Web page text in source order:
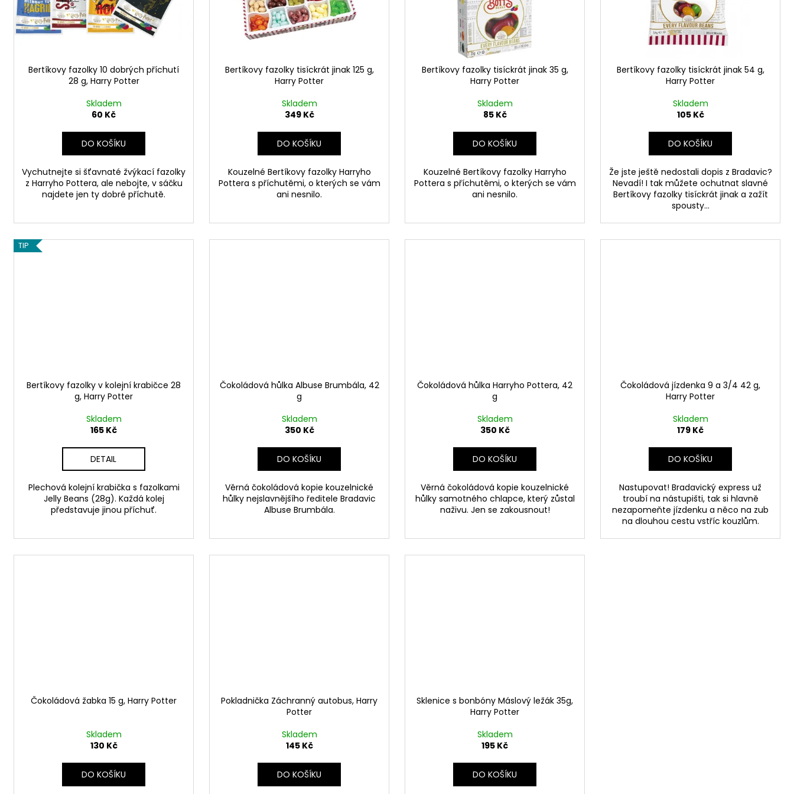
d
u
k
r
o
Bertíkovy fazolky 10 dobrých příchutí
28 g, Harry Potter
Skladem
60 Kč
DO KOŠÍKU
Vychutnejte si šťavnaté žvýkací fazolky
z Harryho Pottera, ale nebojte, v sáčku
najdete jen ty dobré příchutě.
Bertíkovy fazolky tisíckrát jinak 125 g,
Harry Potter
Skladem
349 Kč
DO KOŠÍKU
Kouzelné Bertíkovy fazolky Harryho
Pottera s příchutěmi, o kterých se vám
ani nesnilo.
Bertíkovy fazolky tisíckrát jinak 35 g,
Harry Potter
Skladem
85 Kč
DO KOŠÍKU
Kouzelné Bertíkovy fazolky Harryho
Pottera s příchutěmi, o kterých se vám
ani nesnilo.
Bertíkovy fazolky tisíckrát jinak 54 g,
Harry Potter
Skladem
105 Kč
DO KOŠÍKU
Že jste ještě nedostali dopis z Bradavic?
Nevadí! I tak můžete ochutnat slavné
Bertíkovy fazolky tisíckrát jinak a zažít
spousty...
TIP
Bertíkovy fazolky v kolejní krabičce 28
g, Harry Potter
Skladem
165 Kč
DETAIL
Plechová kolejní krabička s fazolkami
Jelly Beans (28g). Každá kolej
představuje jinou příchuť.
Čokoládová hůlka Albuse Brumbála, 42
g
Skladem
350 Kč
DO KOŠÍKU
Věrná čokoládová kopie kouzelnické
hůlky nejslavnějšího ředitele Bradavic
Albuse Brumbála.
Čokoládová hůlka Harryho Pottera, 42
g
Skladem
350 Kč
DO KOŠÍKU
Věrná čokoládová kopie kouzelnické
hůlky samotného chlapce, který zůstal
naživu. Jen se zakousnout!
Čokoládová jízdenka 9 a 3/4 42 g,
Harry Potter
Skladem
179 Kč
DO KOŠÍKU
Nastupovat! Bradavický express už
troubí na nástupišti, tak si hlavně
nezapomeňte jízdenku a něco na zub
na dlouhou cestu vstříc kouzlům.
Čokoládová žabka 15 g, Harry Potter
Skladem
130 Kč
DO KOŠÍKU
Pokladnička Záchranný autobus, Harry
Potter
Skladem
145 Kč
DO KOŠÍKU
Sklenice s bonbóny Máslový ležák 35g,
Harry Potter
Skladem
195 Kč
DO KOŠÍKU
BERTÍKOVY FAZOLKY TISÍCKRÁT JINAK
35 G, HARRY POTTER
85 Kč
ČOKOLÁDOVÁ ŽABKA 15 G, HARRY
POTTER
130 Kč
TAJEMNÝ BALÍČEK Z PŘÍČNÉ ULICE
399 Kč
Původně:499 Kč